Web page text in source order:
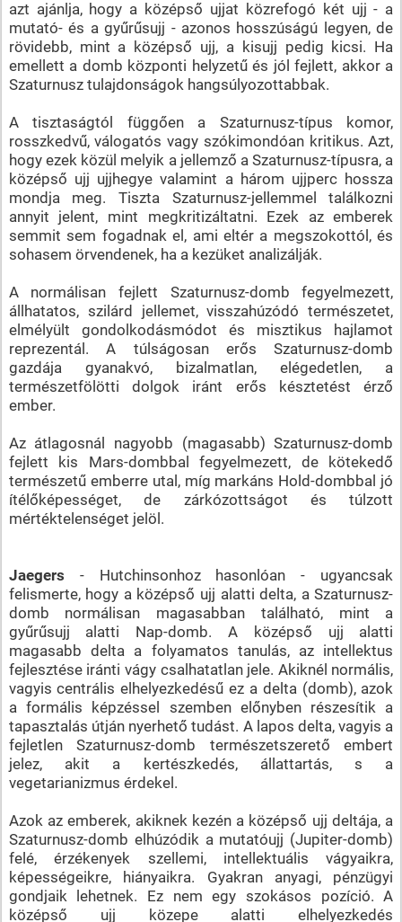
azt ajánlja, hogy a középső ujjat közrefogó két ujj - a
mutató- és a gyűrűsujj - azonos hosszúságú legyen, de
rövidebb, mint a középső ujj, a kisujj pedig kicsi. Ha
emellett a domb központi helyzetű és jól fejlett, akkor a
Szaturnusz tulajdonságok hangsúlyozottabbak.
A tisztaságtól függően a Szaturnusz-típus komor,
rosszkedvű, válogatós vagy szókimondóan kritikus. Azt,
hogy ezek közül melyik a jellemző a Szaturnusz-típusra, a
középső ujj ujjhegye valamint a három ujjperc hossza
mondja meg. Tiszta Szaturnusz-jellemmel találkozni
annyit jelent, mint megkritizáltatni. Ezek az emberek
semmit sem fogadnak el, ami eltér a megszokottól, és
sohasem örvendenek, ha a kezüket analizálják.
A normálisan fejlett Szaturnusz-domb fegyelmezett,
állhatatos, szilárd jellemet, visszahúzódó természetet,
elmélyült gondolkodásmódot és misztikus hajlamot
reprezentál. A túlságosan erős Szaturnusz-domb
gazdája gyanakvó, bizalmatlan, elégedetlen, a
természetfölötti dolgok iránt erős késztetést érző
ember.
Az átlagosnál nagyobb (magasabb) Szaturnusz-domb
fejlett kis Mars-dombbal fegyelmezett, de kötekedő
természetű emberre utal, míg markáns Hold-dombbal jó
ítélőképességet, de zárkózottságot és túlzott
mértéktelenséget jelöl.
Jaegers - Hutchinsonhoz hasonlóan - ugyancsak
felismerte, hogy a középső ujj alatti delta, a Szaturnusz-
domb normálisan magasabban található, mint a
gyűrűsujj alatti Nap-domb. A középső ujj alatti
magasabb delta a folyamatos tanulás, az intellektus
fejlesztése iránti vágy csalhatatlan jele. Akiknél normális,
vagyis centrális elhelyezkedésű ez a delta (domb), azok
a formális képzéssel szemben előnyben részesítik a
tapasztalás útján nyerhető tudást. A lapos delta, vagyis a
fejletlen Szaturnusz-domb természetszerető embert
jelez, akit a kertészkedés, állattartás, s a
vegetarianizmus érdekel.
Azok az emberek, akiknek kezén a középső ujj deltája, a
Szaturnusz-domb elhúzódik a mutatóujj (Jupiter-domb)
felé, érzékenyek szellemi, intellektuális vágyaikra,
képességeikre, hiányaikra. Gyakran anyagi, pénzügyi
gondjaik lehetnek. Ez nem egy szokásos pozíció. A
középső ujj közepe alatti elhelyezkedés